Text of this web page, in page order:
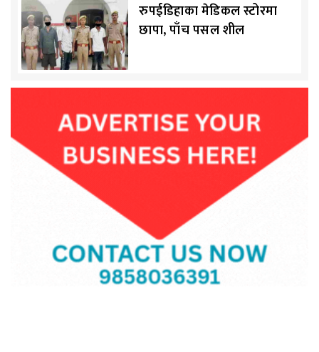
रुपईडिहाका मेडिकल स्टोरमा
छापा, पाँच पसल शील